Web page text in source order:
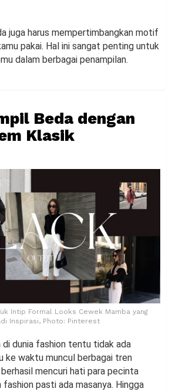
juga harus mempertimbangkan motif
pakai. Hal ini sangat penting untuk
dalam berbagai penampilan.
Beda dengan
Klasik
Intip Formal Looks Cewek Mamba yang
Inspirasi, Photo: Pinterest
dunia fashion tentu tidak ada
ke waktu muncul berbagai tren
mencuri hati para pecinta
pasti ada masanya. Hingga